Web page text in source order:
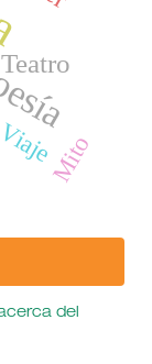
Teatro
Mito
del